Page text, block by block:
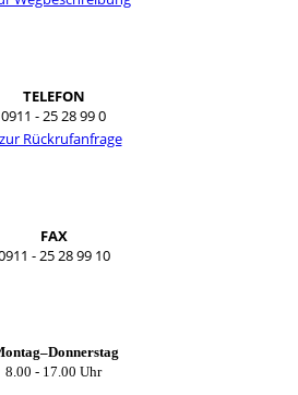
TELEFON
0911 - 25 28 99 0
zur Rückrufanfrage
FAX
- 25 28 99 10
8.00 - 17.00 Uhr